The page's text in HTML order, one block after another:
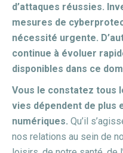
d’attaques réussies.
mesures de
nécessité urgente.
continue à évoluer
disponibles dans ce
Vous le constatez tous
vies dépendent de plus
numériques. Qu’il
nos relations au sein de